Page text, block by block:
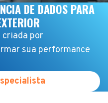
DE DADOS PARA
por
sua performance